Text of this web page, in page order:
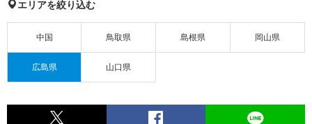
エリアを絞り込む
中国 鳥取県 島根県 岡山県
広島県 山口県